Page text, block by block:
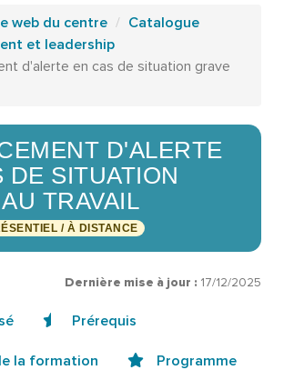
web du centre
Catalogue
et leadership
d'alerte en cas de situation grave
D'ALERTE
DE SITUATION
TRAVAIL
/ À DISTANCE
Dernière mise à jour : 17/12/2025
Prérequis
la formation Programme